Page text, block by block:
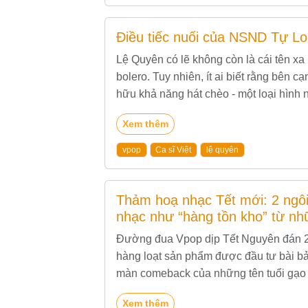
Điều tiếc nuối của NSND Tự
Lệ Quyên có lẽ không còn là cái tên
bolero. Tuy nhiên, ít ai biết rằng bên
hữu khả năng hát chèo - một loại hình
Xem thêm
vpop Ca sĩ Việt lệ quyên
Thảm hoạ nhạc Tết mới: 2
nhạc như “hàng tồn kho” từ
Đường đua Vpop dịp Tết Nguyên đán
hàng loạt sản phẩm được đầu tư bài
màn comeback của những tên tuổi
ngờ trở thành tâm điểm...
Xem thêm